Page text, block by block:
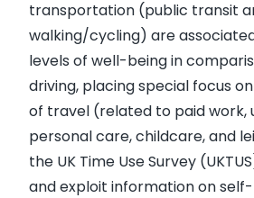
transportation (public transit
walking/cycling) are
levels of well-being in
driving, placing special focus
of travel (related to paid work,
personal care, childcare, and
the UK Time Use Survey
and exploit information on